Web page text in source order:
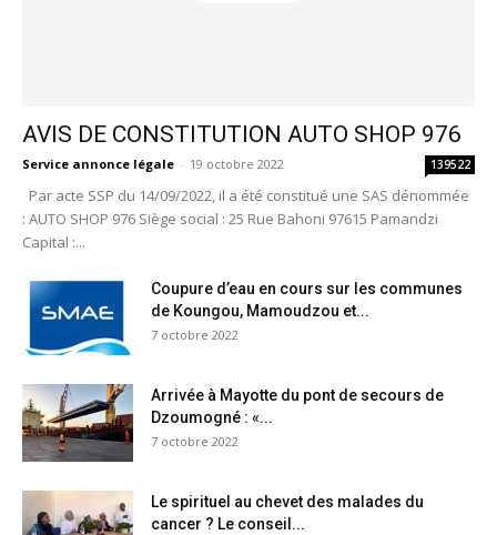
AVIS DE CONSTITUTION AUTO SHOP 976
Service annonce légale - 19 octobre 2022 139522
Par acte SSP du 14/09/2022, il a été constitué une SAS dénommée
: AUTO SHOP 976 Siège social : 25 Rue Bahoni 97615 Pamandzi
Capital :...
Coupure d’eau en cours sur les communes
de Koungou, Mamoudzou et...
7 octobre 2022
Arrivée à Mayotte du pont de secours de
Dzoumogné : «...
7 octobre 2022
Le spirituel au chevet des malades du
cancer ? Le conseil...